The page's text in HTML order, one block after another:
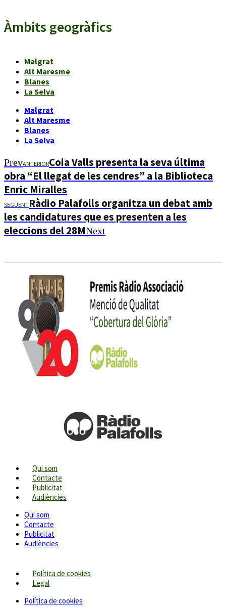
Àmbits geogràfics
Malgrat
Alt Maresme
Blanes
La Selva
Malgrat
Alt Maresme
Blanes
La Selva
PrevANTERIORCoia Valls presenta la seva última
obra “El llegat de les cendres” a la Biblioteca
Enric Miralles
SEGÜENTRàdio Palafolls organitza un debat amb
les candidatures que es presenten a les
eleccions del 28MNext
Qui som
Contacte
Publicitat
Audiències
Qui som
Contacte
Publicitat
Audiències
Política de cookies
Legal
Política de cookies